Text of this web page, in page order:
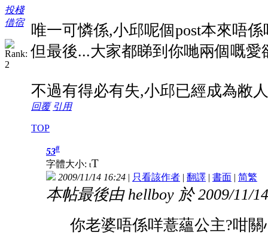
投棧
借宿
唯一可憐係,小邱呢個post本來唔
但最後...大家都睇到你哋兩個嘅愛
不過有得必有失,小邱已經成為敝
回覆 引用
TOP
53#
字體大小: tT
2009/11/14 16:24 | 只看該作者 | 翻譯 | 書面 | 简繁
本帖最後由 hellboy 於 2009/11/
你老婆唔係咩薏蘊公主?咁